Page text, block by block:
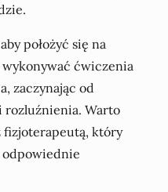
położyć się na
ćwiczenia
zaczynając od
Warto
fizjoterapeutą, który